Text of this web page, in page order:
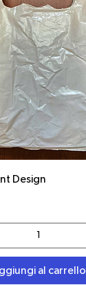
Design
al carrello